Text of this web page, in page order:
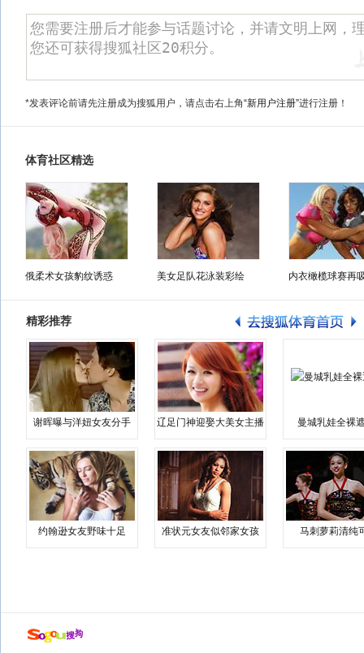
*发表评论前请先注册成为搜狐用户，请点击右上角“新用户注册”进行注册！
体育社区精选
俄柔术女孩豹纹诱惑 美女足队花泳装彩绘 内衣橄榄球赛再
精彩推荐
谢晖曝与洋妞女友分手 辽足门神迎娶大美女主播 曼城乳娃全裸
约翰逊女友野味十足 准状元女友似邻家女孩 马刺萝莉清纯